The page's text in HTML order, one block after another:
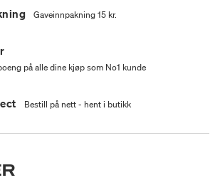
Gaveinnpakning 15 kr.
på alle dine kjøp som No1 kunde
Bestill på nett - hent i butikk